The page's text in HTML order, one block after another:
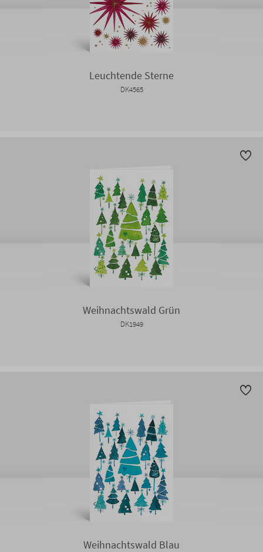
Leuchtende Sterne
DK4565
Weihnachtswald Grün
DK1949
Weihnachtswald Blau